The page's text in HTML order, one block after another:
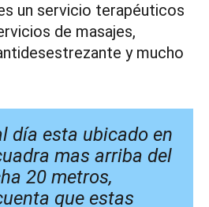
un servicio terapéuticos
de masajes,
y mucho
día esta ubicado en
mas arriba del
20 metros,
que estas